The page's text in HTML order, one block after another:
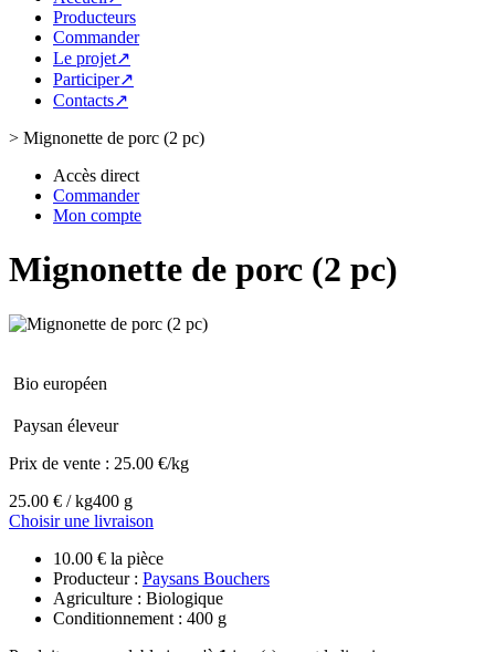
Producteurs
Commander
Le projet↗
Participer↗
Contacts↗
> Mignonette de porc (2 pc)
Accès direct
Commander
Mon compte
Mignonette de porc (2 pc)
Bio européen
Paysan éleveur
Prix de vente : 25.00 €/kg
25.00 € / kg400 g
Choisir une livraison
10.00 € la pièce
Producteur : Paysans Bouchers
Agriculture : Biologique
Conditionnement : 400 g